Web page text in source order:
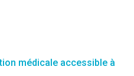
médicale accessible à